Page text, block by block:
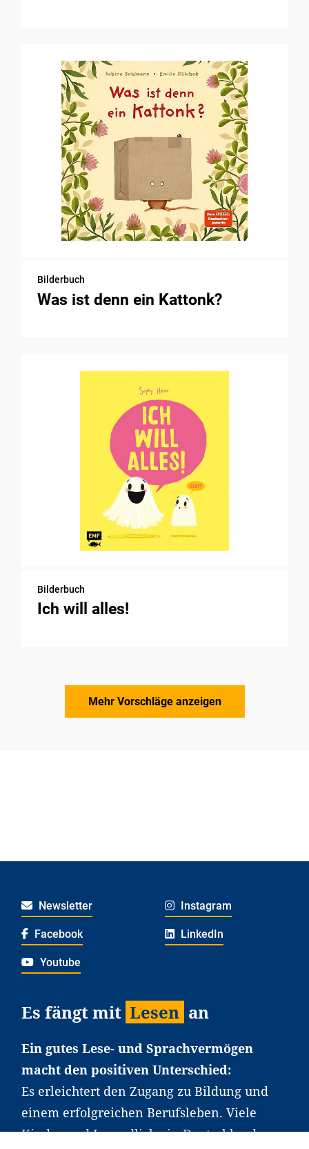
Bilderbuch
Was ist denn ein Kattonk?
Bilderbuch
Ich will alles!
Mehr Vorschläge anzeigen
Newsletter Instagram
Facebook LinkedIn
Youtube
Es fängt mit Lesen an
Ein gutes Lese- und Sprachvermögen
macht den positiven Unterschied:
Es erleichtert den Zugang zu Bildung und
einem erfolgreichen Berufsleben. Viele
Kinder und Jugendliche in Deutschland